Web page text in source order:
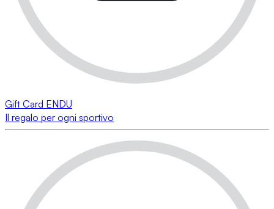
Gift Card ENDU
Il regalo per ogni sportivo